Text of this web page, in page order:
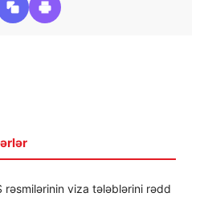
rəsmilərinin viza tələblərini rədd